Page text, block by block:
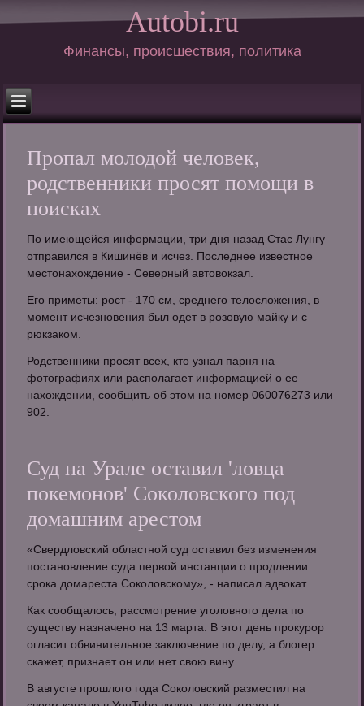
Autobi.ru
Финансы, происшествия, политика
Пропал молодой человек,
родственники просят помощи в
поисках
По имеющейся информации, три дня назад Стас Лунгу
отправился в Кишинёв и исчез. Последнее известное
местонахождение - Северный автовокзал.
Его приметы: рост - 170 см, среднего телосложения, в
момент исчезновения был одет в розовую майку и с
рюкзаком.
Родственники просят всех, кто узнал парня на
фотографиях или располагает информацией о ее
нахождении, сообщить об этом на номер 060076273 или
902.
Суд на Урале оставил 'ловца
покемонов' Соколовского под
домашним арестом
«Свердловский областной суд оставил без изменения
постановление суда первой инстанции о продлении
срока домареста Соколовскому», - написал адвокат.
Как сообщалось, рассмотрение уголовного дела по
существу назначено на 13 марта. В этот день прокурор
огласит обвинительное заключение по делу, а блогер
скажет, признает он или нет свою вину.
В августе прошлого года Соколовский разместил на